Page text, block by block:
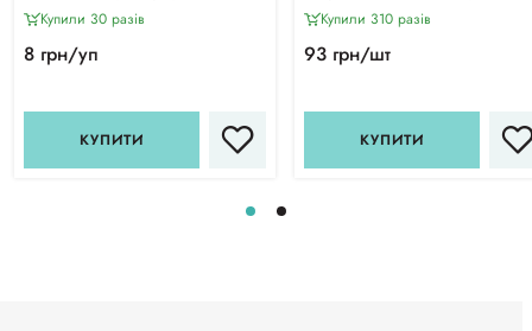
Купили 30 разiв
8 грн/уп
КУПИТИ
зав'язках), СМС
Купили 310 разiв
93 грн/шт
КУПИТИ